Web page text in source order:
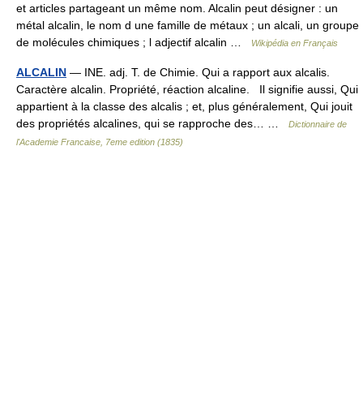
et articles partageant un même nom. Alcalin peut désigner : un
métal alcalin, le nom d une famille de métaux ; un alcali, un groupe
de molécules chimiques ; l adjectif alcalin …
Wikipédia en Français
ALCALIN — INE. adj. T. de Chimie. Qui a rapport aux alcalis.
Caractère alcalin. Propriété, réaction alcaline. Il signifie aussi, Qui
appartient à la classe des alcalis ; et, plus généralement, Qui jouit
des propriétés alcalines, qui se rapproche des… …
Dictionnaire de
l'Academie Francaise, 7eme edition (1835)